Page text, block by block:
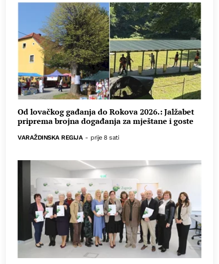
Od lovačkog gađanja do Rokova 2026.: Jalžabet
priprema brojna događanja za mještane i goste
VARAŽDINSKA REGIJA - prije 8 sati